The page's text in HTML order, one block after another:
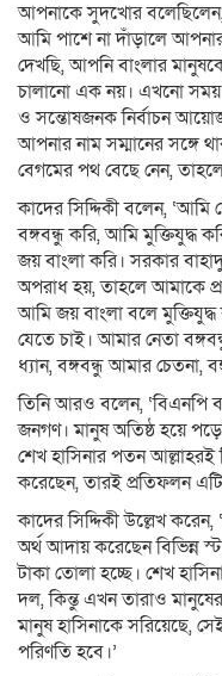
আপনাকে সুদখোর
আমি পাশে না দাঁড়ালে
দেখছি, আপনি বাংলার
চালানো এক নয়। এখনো সময়
ও সন্তোষজনক নির্বাচন
আপনার নাম সম্মানের সঙ্গে
বেগমের পথ বেছে নেন,
কাদের সিদ্দিকী বলেন,
বঙ্গবন্ধু করি, আমি মুক্তিযুদ্ধ
জয় বাংলা করি। সরকার
অপরাধ হয়, তাহলে আমাকে
আমি জয় বাংলা বলে
যেতে চাই। আমার নেতা
ধ্যান, বঙ্গবন্ধু আমার চেতনা,
তিনি আরও বলেন, ‘বিএনপি
জনগণ। মানুষ অতিষ্ঠ হয়ে
শেখ হাসিনার পতন আল্লাহরই
করেছেন, তারই প্রতিফলন
কাদের সিদ্দিকী উল্লেখ
অর্থ আদায় করেছেন বিভিন্ন
টাকা তোলা হচ্ছে। শেখ
দল, কিন্তু এখন তারাও
মানুষ হাসিনাকে সরিয়েছে,
পরিণতি হবে।’